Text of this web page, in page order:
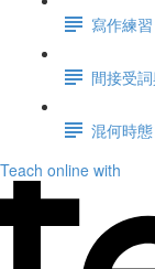
寫作練習
間接受
混何時態
Teach online with